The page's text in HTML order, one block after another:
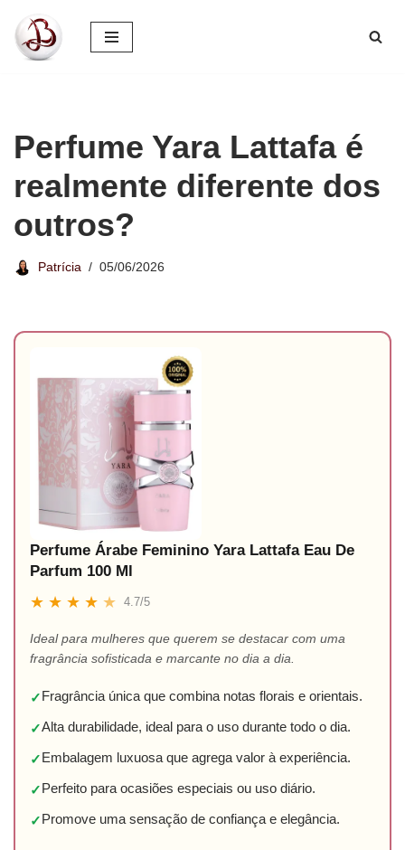
Pular
Perfume Yara Lattafa é
realmente diferente dos
outros?
Patrícia 05/06/2026
Perfume Árabe Feminino Yara Lattafa Eau De
Parfum 100 Ml
★ ★ ★ ★ ★ 4.7/5
Ideal para mulheres que querem se destacar com uma
fragrância sofisticada e marcante no dia a dia.
✓Fragrância única que combina notas florais e orientais.
✓Alta durabilidade, ideal para o uso durante todo o dia.
✓Embalagem luxuosa que agrega valor à experiência.
✓Perfeito para ocasiões especiais ou uso diário.
✓Promove uma sensação de confiança e elegância.